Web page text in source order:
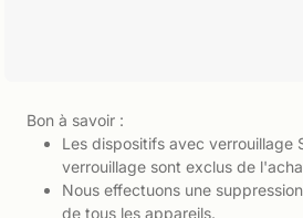
Bon à savoir :
Les dispositifs avec verrouillage
verrouillage sont exclus de
Nous effectuons une
de tous les appareils.